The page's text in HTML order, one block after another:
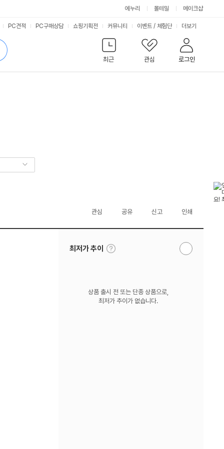
에누리 몰테일 메이크샵
최근
관심 로그인
PC견적 PC구매상담 쇼핑기획전 커뮤니티 이벤트 / 체험단 서
비
스
더보기
관심 공유 신고 인쇄
최저가 추이
툴
팁
알
상품 출시 전 또는 단종 상품으로,
최저가 추이가 없습니다.